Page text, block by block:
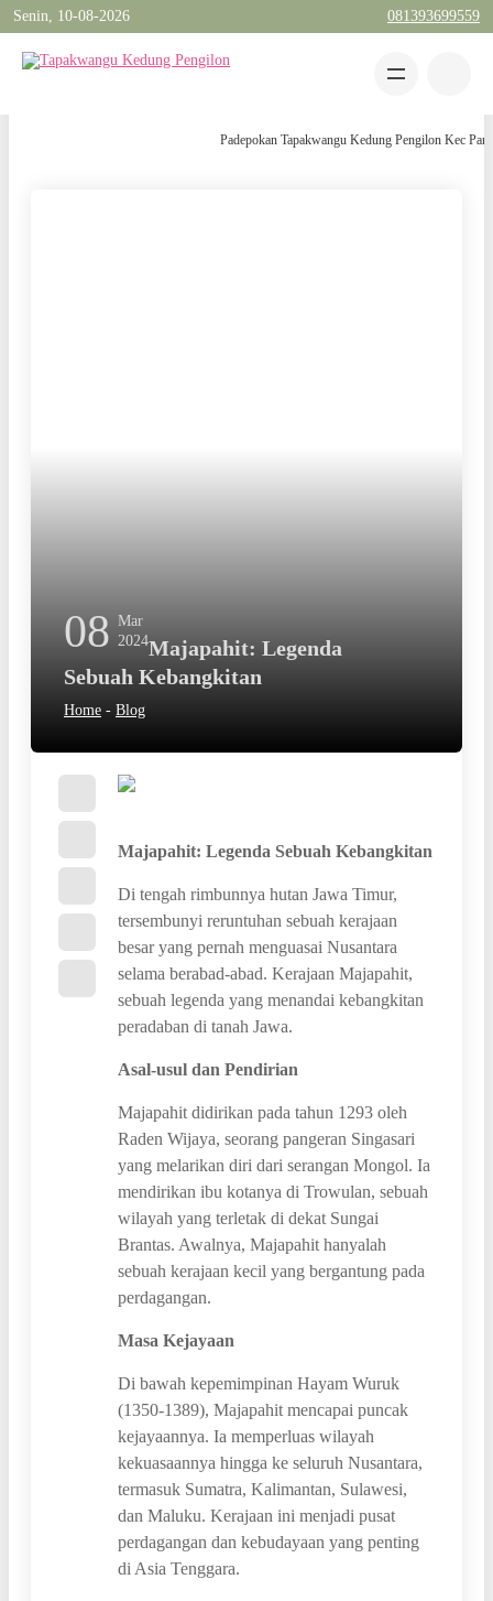
Senin, 10-08-2026 081393699559
Padepokan Tapakwangu Kedung Pengilon Kec
08 Mar
2024Majapahit: Legenda
Sebuah Kebangkitan
Home - Blog
Majapahit: Legenda Sebuah Kebangkitan
Di tengah rimbunnya hutan Jawa Timur,
tersembunyi reruntuhan sebuah kerajaan
besar yang pernah menguasai Nusantara
selama berabad-abad. Kerajaan Majapahit,
sebuah legenda yang menandai kebangkitan
peradaban di tanah Jawa.
Asal-usul dan Pendirian
Majapahit didirikan pada tahun 1293 oleh
Raden Wijaya, seorang pangeran Singasari
yang melarikan diri dari serangan Mongol. Ia
mendirikan ibu kotanya di Trowulan, sebuah
wilayah yang terletak di dekat Sungai
Brantas. Awalnya, Majapahit hanyalah
sebuah kerajaan kecil yang bergantung pada
perdagangan.
Masa Kejayaan
Di bawah kepemimpinan Hayam Wuruk
(1350-1389), Majapahit mencapai puncak
kejayaannya. Ia memperluas wilayah
kekuasaannya hingga ke seluruh Nusantara,
termasuk Sumatra, Kalimantan, Sulawesi,
dan Maluku. Kerajaan ini menjadi pusat
perdagangan dan kebudayaan yang penting
di Asia Tenggara.